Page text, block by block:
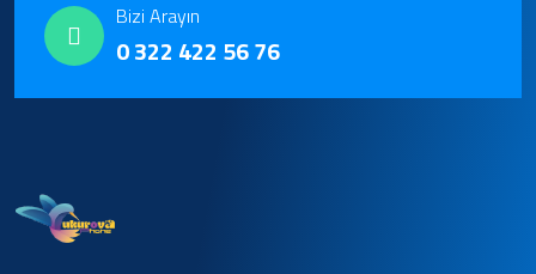
Bizi Arayın
0 322 422 56 76